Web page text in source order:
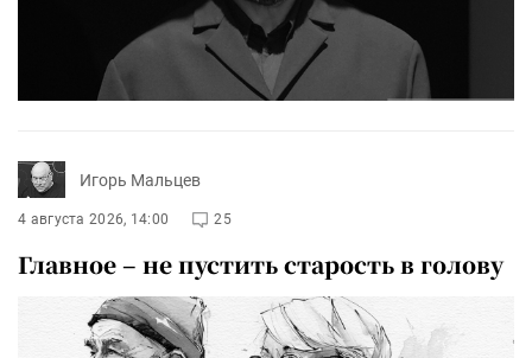
Игорь Мальцев
4 августа 2026, 14:00 25
Главное – не пустить старость в голову